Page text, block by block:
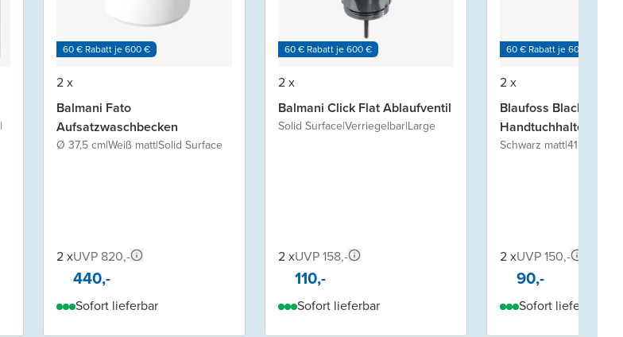
|
60 € Rabatt je 600 €
2 x
Balmani Fato
Aufsatzwaschbecken
Ø 37,5 cm|Weiß matt|Solid Surface
2 xUVP 820,-
440,-
Sofort lieferbar
60 € Rabatt je 600 €
2 x
Balmani Click Flat Ablaufventil
Solid Surface|Verriegelbar|Large
2 xUVP 158,-
110,-
Sofort lieferbar
60 € Rabatt je 600 €
2 x
Blaufoss Blackline
Handtuchhalter
Schwarz matt|41 cm
2 xUVP 150,-
90,-
Sofort lieferbar